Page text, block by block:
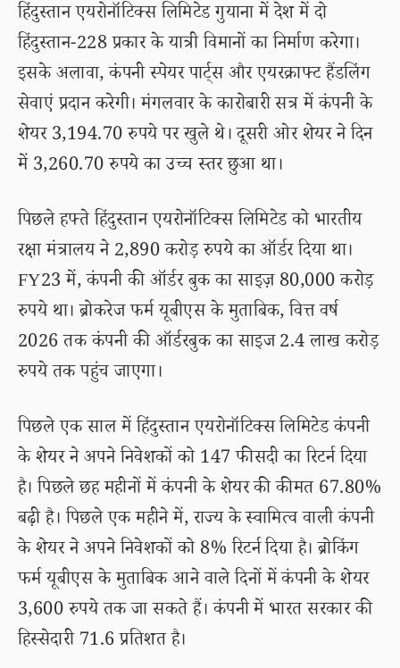
हिंदुस्तान एयरोनॉटिक्स लिमिटेड गुयाना में देश में दो
हिंदुस्तान-228 प्रकार के यात्री विमानों का निर्माण करेगा।
इसके अलावा, कंपनी स्पेयर पार्ट्स और एयरक्राफ्ट हैंडलिंग
सेवाएं प्रदान करेगी। मंगलवार के कारोबारी सत्र में कंपनी के
शेयर 3,194.70 रुपये पर खुले थे। दूसरी ओर शेयर ने दिन
में 3,260.70 रुपये का उच्च स्तर छुआ था।
पिछले हफ्ते हिंदुस्तान एयरोनॉटिक्स लिमिटेड को भारतीय
रक्षा मंत्रालय ने 2,890 करोड़ रुपये का ऑर्डर दिया था।
FY23 में, कंपनी की ऑर्डर बुक का साइज़ 80,000 करोड़
रुपये था। ब्रोकरेज फर्म यूबीएस के मुताबिक, वित्त वर्ष
2026 तक कंपनी की ऑर्डरबुक का साइज 2.4 लाख करोड़
रुपये तक पहुंच जाएगा।
पिछले एक साल में हिंदुस्तान एयरोनॉटिक्स लिमिटेड कंपनी
के शेयर ने अपने निवेशकों को 147 फीसदी का रिटर्न दिया
है। पिछले छह महीनों में कंपनी के शेयर की कीमत 67.80%
बढ़ी है। पिछले एक महीने में, राज्य के स्वामित्व वाली कंपनी
के शेयर ने अपने निवेशकों को 8% रिटर्न दिया है। ब्रोकिंग
फर्म यूबीएस के मुताबिक आने वाले दिनों में कंपनी के शेयर
3,600 रुपये तक जा सकते हैं। कंपनी में भारत सरकार की
हिस्सेदारी 71.6 प्रतिशत है।